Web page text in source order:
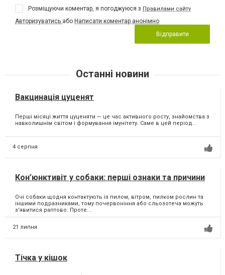
Розміщуючи коментар, я погоджуюся з Правилами сайту
Авторизуватись або Написати коментар анонімно
Відправити
Останні новини
Вакцинація цуценят
Перші місяці життя цуценяти — це час активного росту, знайомства з
навколишнім світом і формування імунітету. Саме в цей період...
4 серпня
Кон’юнктивіт у собаки: перші ознаки та причини
Очі собаки щодня контактують із пилом, вітром, пилком рослин та
іншими подразниками, тому почервоніння або сльозотеча можуть
з'явитися раптово. Проте...
21 липня
Тічка у кішок